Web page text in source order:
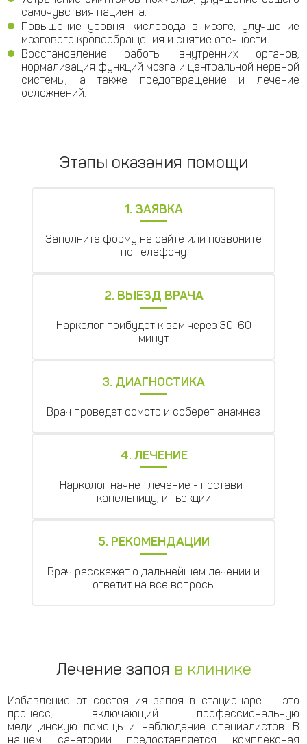
самочувствия пациента.
Повышение уровня кислорода в мозге, улучшение
мозгового кровообращения и снятие отечности.
Восстановление работы внутренних органов,
нормализация функций мозга и центральной нервной
системы, а также предотвращение и лечение
осложнений.
Этапы оказания помощи
1. ЗАЯВКА
Заполните форму на сайте или позвоните
по телефону
2. ВЫЕЗД ВРАЧА
Нарколог прибудет к вам через 30-60
минут
3. ДИАГНОСТИКА
Врач проведет осмотр и соберет анамнез
4. ЛЕЧЕНИЕ
Нарколог начнет лечение - поставит
капельницу, инъекции
5. РЕКОМЕНДАЦИИ
Врач расскажет о дальнейшем лечении и
ответит на все вопросы
Лечение запоя в клинике
Избавление от состояния запоя в стационаре — это
процесс, включающий профессиональную
медицинскую помощь и наблюдение специалистов. В
нашем санатории предоставляется комплексная